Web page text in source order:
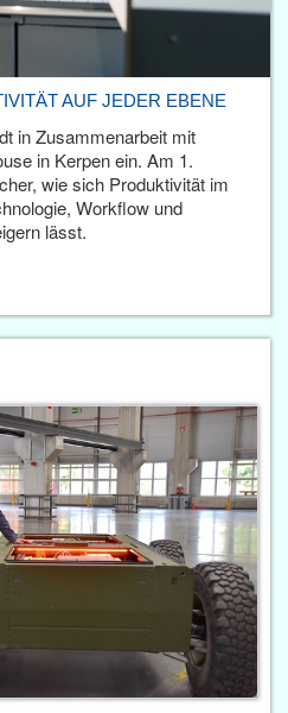
AUF JEDER EBENE
in Zusammenarbeit mit
in Kerpen ein. Am 1.
wie sich Produktivität im
Workflow und
lässt.